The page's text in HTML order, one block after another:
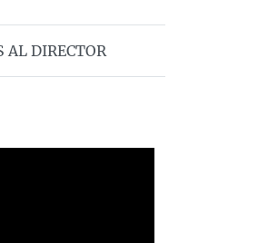
AL DIRECTOR